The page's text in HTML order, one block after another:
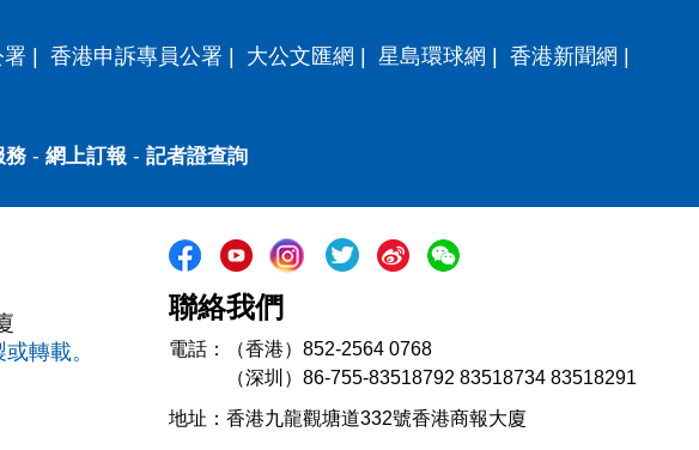
署 | 香港申訴專員公署 | 大公文匯網 | 星島環球網 | 香港新聞網 |
務- 網上訂報 - 記者證查詢
轉載。
聯絡我們
電話：（香港）852-2564 0768
（深圳）86-755-83518792 83518734 83518291
地址：香港九龍觀塘道332號香港商報大廈